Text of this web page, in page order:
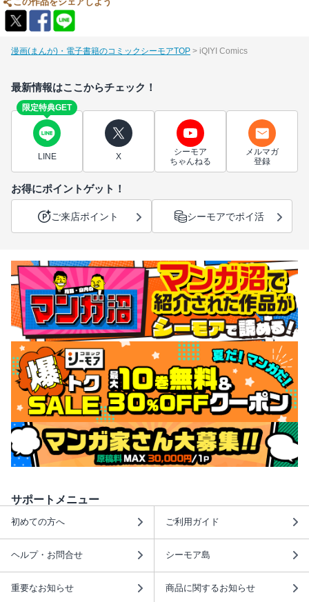
この作品をシェアしよう
漫画(まんが)・電子書籍のコミックシーモアTOP iQIYI Comics
最新情報はここからチェック！
限定特典GET
LINE X
シーモア
ちゃんねる
メルマガ
登録
お得にポイントゲット！
ご来店ポイント シーモアでポイ活
サポートメニュー
初めての方へ ご利用ガイド
ヘルプ・お問合せ シーモア島
重要なお知らせ 商品に関するお知らせ